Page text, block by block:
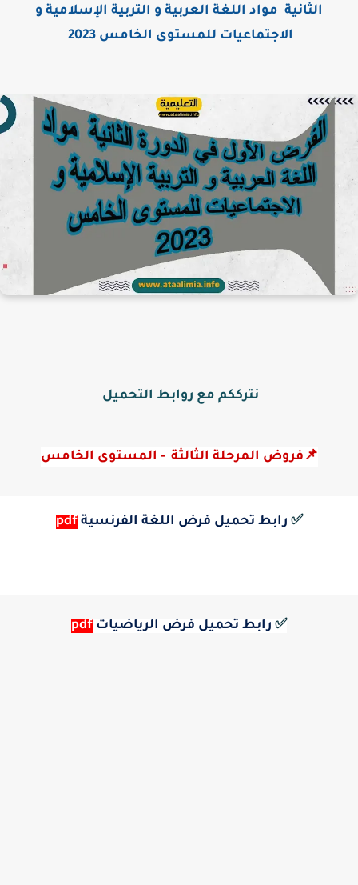
الثانية مواد اللغة العربية و التربية الإسلامية و
الاجتماعيات للمستوى الخامس 2023
نترككم مع روابط التحميل
📌فروض المرحلة الثالثة  - المستوى الخامس
✅ رابط تحميل فرض اللغة الفرنسية pdf
✅ رابط تحميل فرض الرياضيات pdf